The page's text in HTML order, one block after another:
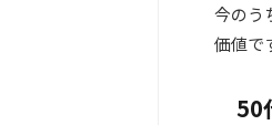
今のう
価値で
50